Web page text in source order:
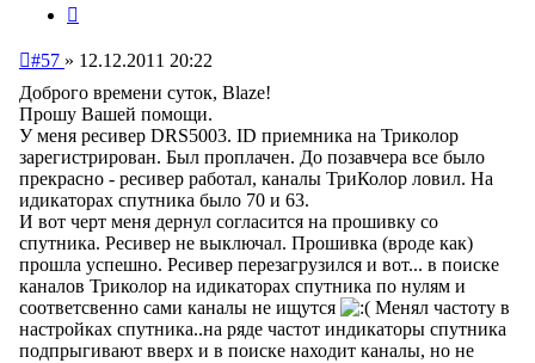
Непрочитанное
#57 » 12.12.2011 20:22
Доброго времени суток, Blaze!
Прошу Вашей помощи.
У меня ресивер DRS5003. ID приемника на Триколор
зарегистрирован. Был проплачен. До позавчера все было
прекрасно - ресивер работал, каналы ТриКолор ловил. На
идикаторах спутника было 70 и 63.
И вот черт меня дернул согласится на прошивку со
спутника. Ресивер не выключал. Прошивка (вроде как)
прошла успешно. Ресивер перезагрузился и вот... в поиске
каналов Триколор на идикаторах спутника по нулям и
соответсвенно сами каналы не ищутся
Менял частоту в
настройках спутника..на ряде частот индикаторы спутника
подпрыгивают вверх и в поиске находит каналы, но не